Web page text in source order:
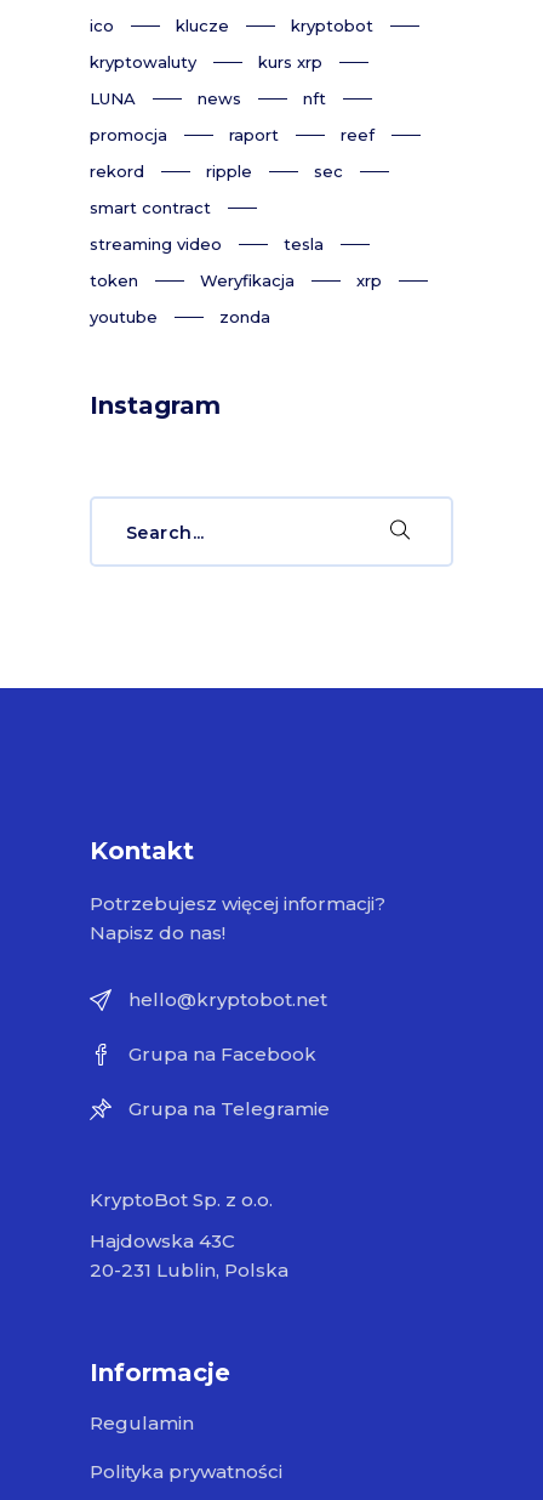
ico klucze
kryptobot
kryptowaluty
kurs xrp
LUNA
news
nft
promocja
raport
reef
rekord
ripple
sec
smart contract
streaming video
tesla
token
Weryfikacja
xrp
youtube
zonda
Instagram
Kontakt
Potrzebujesz więcej informacji?
Napisz do nas!
hello@kryptobot.net
Grupa na Facebook
Grupa na Telegramie
KryptoBot Sp. z o.o.
Hajdowska 43C
20-231 Lublin, Polska
Informacje
Regulamin
Polityka prywatności